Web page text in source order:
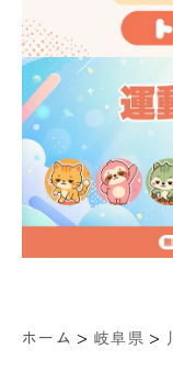
ホーム > 岐阜県 >